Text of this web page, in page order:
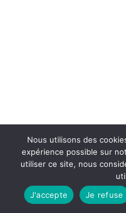
Nous utilisons des
expérience possible sur
utiliser ce site, nous
J'accepte
Je refuse